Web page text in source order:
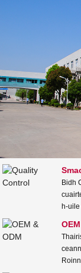
Bidh
h-